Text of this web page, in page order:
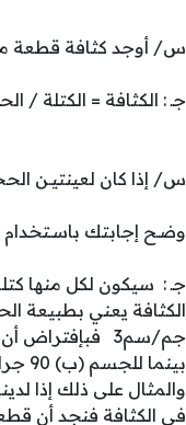
س/ أوجد كثافة قطعة مـن الرصاص
جـ : الكثافة = الكتلة / الحجم = 49.01 / 4.5 =
س/ إذا كان لعينتيـن
وضـح إجابتك
جـ : سيكون لكل منها
بينما للجسم (ب) 90 جرام وهذا دليل أنه عند اختلاف الكثافة ستتغير نتائج الكتلة.
والمثال على ذلك إذا
في الكثافة فنجد أن